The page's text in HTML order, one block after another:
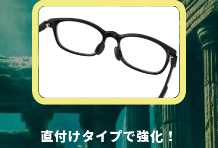
直付けタイプで強化！